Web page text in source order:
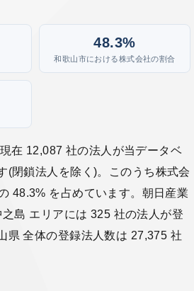
48.3%
和歌山市における株式会社の割合
在 12,087 社の法人が当データベ
(閉鎖法人を除く)。このうち株式会
48.3% を占めています。朝日産業
島 エリアには 325 社の法人が登
県 全体の登録法人数は 27,375 社